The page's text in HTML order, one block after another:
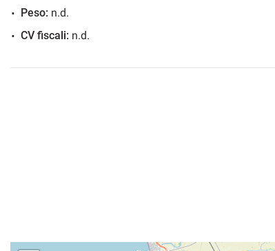
Peso: n.d.
CV fiscali: n.d.